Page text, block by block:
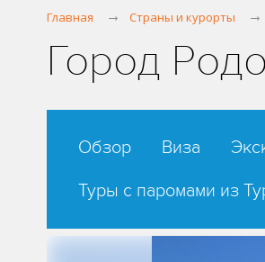
Главная Страны и курорты
Город
Обзор Виза
Туры с паромами из